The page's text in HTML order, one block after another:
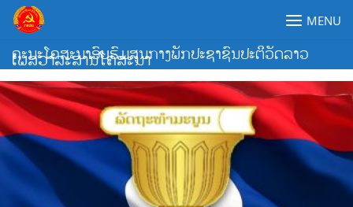
Skip
content
ຄະນະໂຄສະນາອົບຮົມສູນກາງພັກປະຊາຊົນປະຕິວັດລາວ
MENU
ເພສວາລະສານໂຄສະນາ